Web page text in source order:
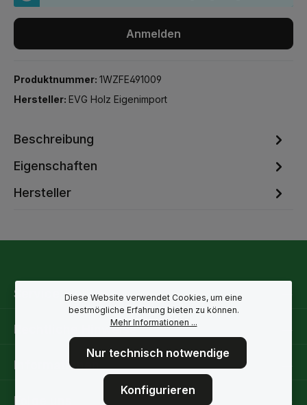
Anmelden
Produktnummer: 1WZFE491009
Hersteller: EVG Holz Eigenimport
Beschreibung
Eigenschaften
Hersteller
Service-Hotline
Rechtliche Hinweise
Informationen
Folge uns
Diese Website verwendet Cookies, um eine
bestmögliche Erfahrung bieten zu können.
Mehr Informationen ...
Nur technisch notwendige
Konfigurieren